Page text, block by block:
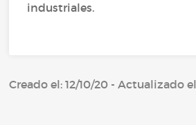
industriales.
Creado el: 12/10/20 - Actualizado